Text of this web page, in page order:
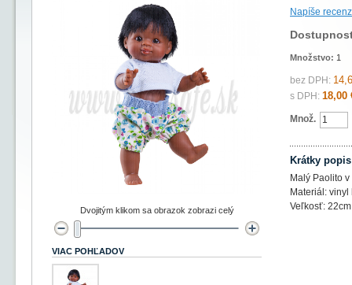
Napíše
Množstvo: 1
bez DPH:
s DPH: 18,00
Množ.
Krátky popis
Malý Paolito
Materiál:
Veľkosť: 22cm
Dvojitým klikom sa obrazok zobrazi celý
VIAC POHĽADOV